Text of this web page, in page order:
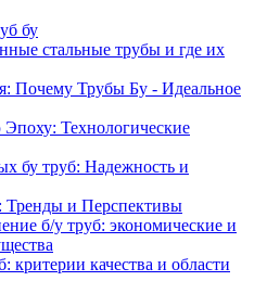
бу
стальные трубы и где их
Почему Трубы Бу - Идеальное
Технологические
бу труб: Надежность и
Тренды и Перспективы
б/у труб: экономические и
критерии качества и области